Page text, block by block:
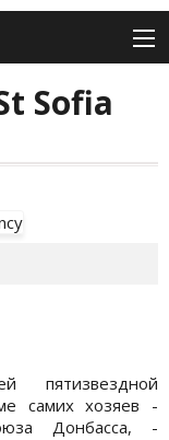
Sofia
пятизвездной
самих хозяев -
Донбасса, -